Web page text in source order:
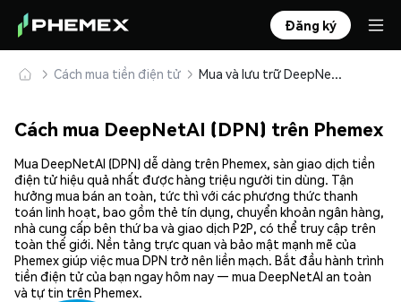
Đăng ký
Cách mua tiền điện tử Mua và lưu trữ DeepNetAI (DPN) an toàn
Cách mua DeepNetAI (DPN) trên Phemex
Mua DeepNetAI (DPN) dễ dàng trên Phemex, sàn giao dịch tiền
điện tử hiệu quả nhất được hàng triệu người tin dùng. Tận
hưởng mua bán an toàn, tức thì với các phương thức thanh
toán linh hoạt, bao gồm thẻ tín dụng, chuyển khoản ngân hàng,
nhà cung cấp bên thứ ba và giao dịch P2P, có thể truy cập trên
toàn thế giới. Nền tảng trực quan và bảo mật mạnh mẽ của
Phemex giúp việc mua DPN trở nên liền mạch. Bắt đầu hành trình
tiền điện tử của bạn ngay hôm nay — mua DeepNetAI an toàn
và tự tin trên Phemex.